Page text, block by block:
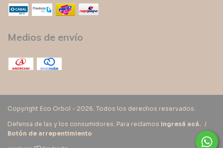
Medios de envío
Copyright Eco Orbol - 2026. Todos los derechos reservados.
Defensa de las y los consumidores. Para reclamos ingresá acá. /
Botón de arrepentimiento